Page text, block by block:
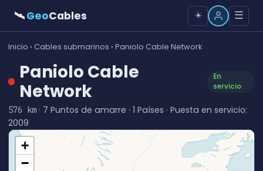
🛰GeoCables ☀️ ☰
Inicio › Cables submarinos › Paniolo Cable Network
Paniolo Cable
Network
En
servicio
576 km· 7 Puntos de amarre · 1 Países · Puesta en servicio:
2009
+
−